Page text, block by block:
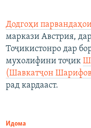
Додгоҳи
маркази Австрия,
Тоҷикистонро дар
мухолифини тоҷик
(Шавкатҷон
рад кардааст.
Идома